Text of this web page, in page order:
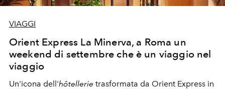
VIAGGI
Orient Express La Minerva, a Roma un
weekend di settembre che è un viaggio nel
viaggio
Un'icona dell'hôtellerie trasformata da Orient Express in